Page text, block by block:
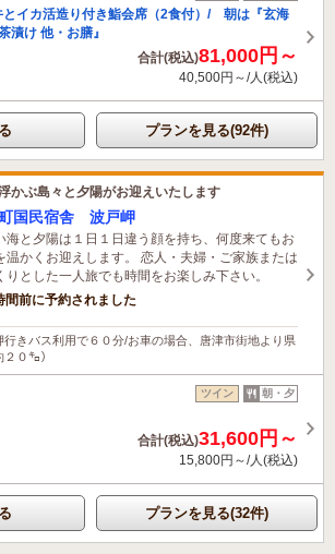
とイカ活造り付き鮨会席（2食付）/ 朝は『玄海
漬け 他・お膳』
合計(税込)81,000円～
40,500円～/人(税込)
プランを見る(92件)
ぶ島々と夕陽がお迎えいたします
国民宿舎 波戸岬
海と夕陽は１日１日違う顔を持ち、何度来てもお
温かくお迎えします。 恋人・夫婦・ご家族または
りとした一人旅でも時間をお楽しみ下さい。
がこの宿を見ています
間前に予約されました
行きバス利用で６０分/お車の場合、唐津市街地より県
０㌔）
ツイン 朝・夕
合計(税込)31,600円～
15,800円～/人(税込)
プランを見る(32件)